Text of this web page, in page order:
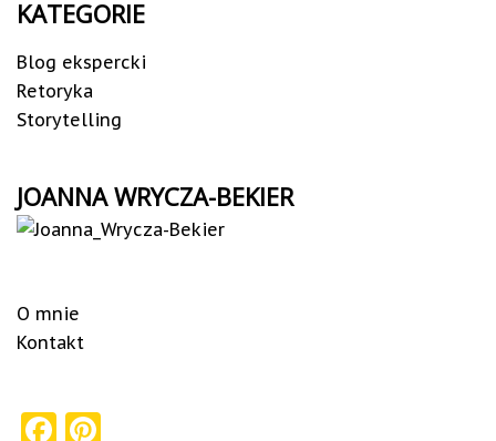
KATEGORIE
Blog ekspercki
Retoryka
Storytelling
JOANNA WRYCZA-BEKIER
O mnie
Kontakt
Facebook